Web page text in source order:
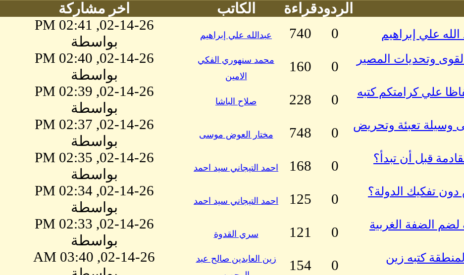
الردودقراءة الكاتب اخر مشاركة
0
740 عبدالله علي إبراهيم
02-14-26, 02:41 PM
بواسطة
وتحديات المصير
0
160
محمد سنهوري الفكي
الامين
02-14-26, 02:40 PM
بواسطة
علي كرامتكم كتبه
0
228 صلاح الباشا
02-14-26, 02:39 PM
بواسطة
وسيلة تعبئة وتحريض
0
748 مختار العوض موسى
02-14-26, 02:37 PM
بواسطة
قبل أن تبدأ؟
0
168 احمد التيجاني سيد احمد
02-14-26, 02:35 PM
بواسطة
دون تفكيك الدولة؟
0
125 احمد التيجاني سيد احمد
02-14-26, 02:34 PM
بواسطة
لضم الضفة الغربية
0
121 سري القدوة
02-14-26, 02:33 PM
بواسطة
كتبه زين
0
154
زين العابدين صالح عبد
02-14-26, 03:40 AM